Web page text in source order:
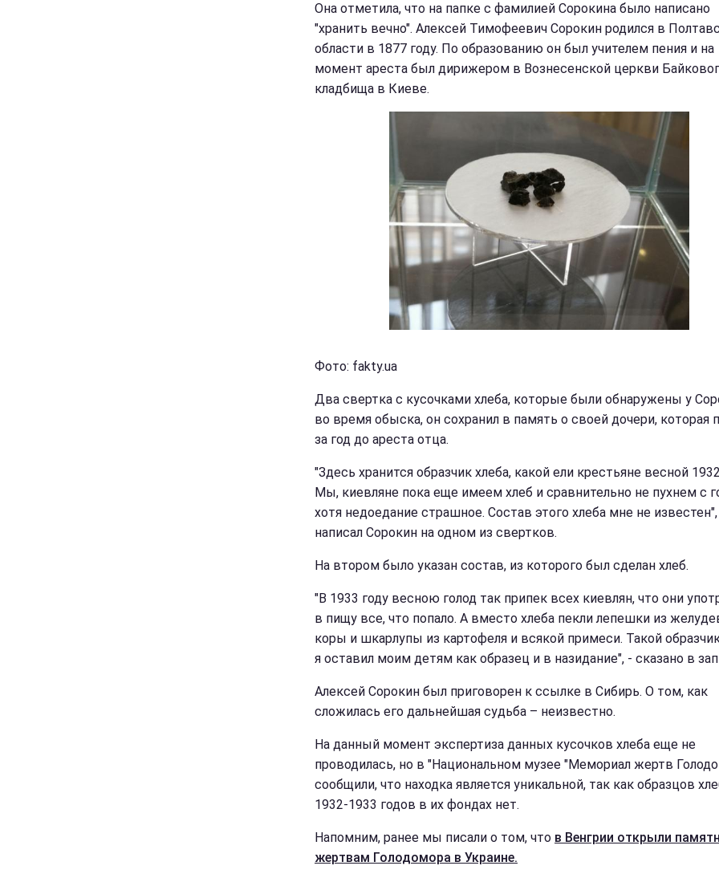
Она отметила, что на папке с фамилией Сорокина было написано
"хранить вечно". Алексей Тимофеевич Сорокин родился в
области в 1877 году. По образованию он был учителем пения и на
момент ареста был дирижером в Вознесенской церкви
кладбища в Киеве.
Фото: fakty.ua
Два свертка с кусочками хлеба, которые были обнаружены у
во время обыска, он сохранил в память о своей дочери, которая
за год до ареста отца.
"Здесь хранится образчик хлеба, какой ели крестьяне весной
Мы, киевляне пока еще имеем хлеб и сравнительно не пухнем с
хотя недоедание страшное. Состав этого хлеба мне не
написал Сорокин на одном из свертков.
На втором было указан состав, из которого был сделан хлеб.
"В 1933 году весною голод так припек всех киевлян, что они
в пищу все, что попало. А вместо хлеба пекли лепешки из
коры и шкарлупы из картофеля и всякой примеси. Такой
я оставил моим детям как образец и в назидание", - сказано в
Алексей Сорокин был приговорен к ссылке в Сибирь. О том, как
сложилась его дальнейшая судьба – неизвестно.
На данный момент экспертиза данных кусочков хлеба еще не
проводилась, но в "Национальном музее "Мемориал жертв
сообщили, что находка является уникальной, так как образцов
1932-1933 годов в их фондах нет.
Напомним, ранее мы писали о том, что в Венгрии открыли
жертвам Голодомора в Украине.